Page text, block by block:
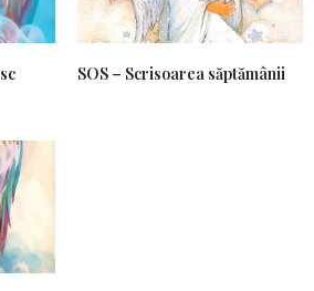
SOS – Scrisoarea săptămânii